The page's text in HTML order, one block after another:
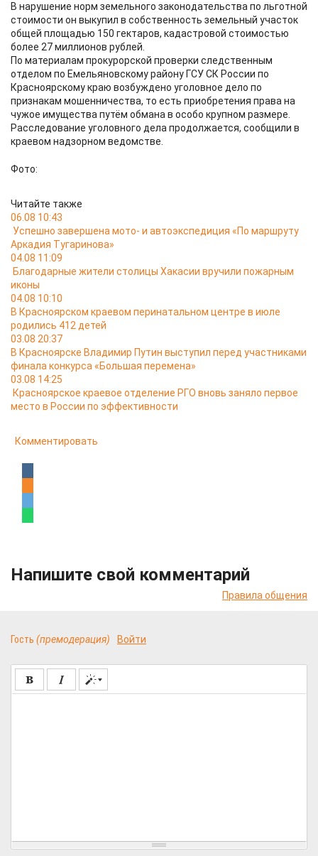
В нарушение норм земельного законодательства по льготной
стоимости он выкупил в собственность земельный участок
общей площадью 150 гектаров, кадастровой стоимостью
более 27 миллионов рублей.
По материалам прокурорской проверки следственным
отделом по Емельяновскому району ГСУ СК России по
Красноярскому краю возбуждено уголовное дело по
признакам мошенничества, то есть приобретения права на
чужое имущества путём обмана в особо крупном размере.
Расследование уголовного дела продолжается, сообщили в
краевом надзорном ведомстве.
Фото:
Читайте также
06.08 10:43
Успешно завершена мото- и автоэкспедиция «По маршруту
Аркадия Тугаринова»
04.08 11:09
Благодарные жители столицы Хакасии вручили пожарным
иконы
04.08 10:10
В Красноярском краевом перинатальном центре в июле
родились 412 детей
03.08 20:37
В Красноярске Владимир Путин выступил перед участниками
финала конкурса «Большая перемена»
03.08 14:25
Красноярское краевое отделение РГО вновь заняло первое
место в России по эффективности
Комментировать
Напишите свой комментарий
Правила общения
Гость (премодерация) Войти